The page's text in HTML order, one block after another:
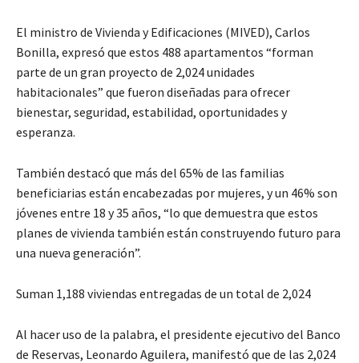
El ministro de Vivienda y Edificaciones (MIVED), Carlos
Bonilla, expresó que estos 488 apartamentos “forman
parte de un gran proyecto de 2,024 unidades
habitacionales” que fueron diseñadas para ofrecer
bienestar, seguridad, estabilidad, oportunidades y
esperanza.
También destacó que más del 65% de las familias
beneficiarias están encabezadas por mujeres, y un 46% son
jóvenes entre 18 y 35 años, “lo que demuestra que estos
planes de vivienda también están construyendo futuro para
una nueva generación”.
Suman 1,188 viviendas entregadas de un total de 2,024
Al hacer uso de la palabra, el presidente ejecutivo del Banco
de Reservas, Leonardo Aguilera, manifestó que de las 2,024